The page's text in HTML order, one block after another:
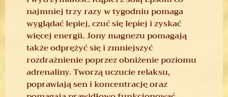
najmniej trzy razy w tygodniu pomaga
wyglądać lepiej, czuć się lepiej i zyskać
więcej energii. Jony magnezu pomagają
także odprężyć się i zmniejszyć
rozdrażnienie poprzez obniżenie poziomu
adrenaliny. Tworzą uczucie relaksu,
poprawiają sen i koncentrację oraz